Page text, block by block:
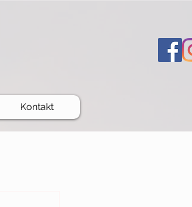
Kontakt